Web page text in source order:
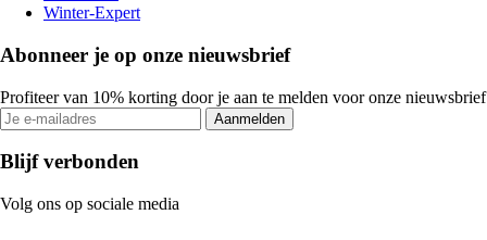
Winter-Expert
Abonneer je op onze nieuwsbrief
Profiteer van 10% korting door je aan te melden voor onze nieuwsbrief
Aanmelden
Blijf verbonden
Volg ons op sociale media